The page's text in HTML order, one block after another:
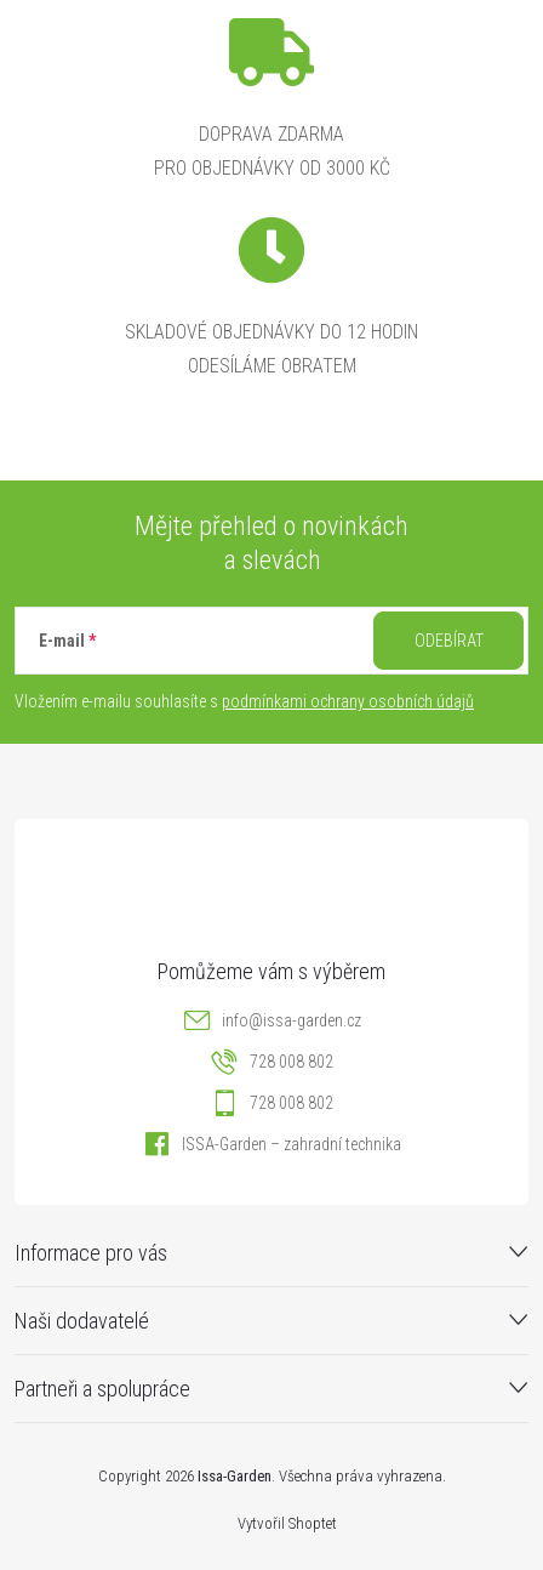
DOPRAVA ZDARMA
PRO OBJEDNÁVKY OD 3000 KČ
SKLADOVÉ OBJEDNÁVKY DO 12 HODIN
ODESÍLÁME OBRATEM
p
Mějte přehled o novinkách
a slevách
E-mail
Vložením e-mailu souhlasíte s podmínkami ochrany osobních údajů
ODEBÍRAT
Informace pro vás
info@issa-garden.cz
728 008 802
728 008 802
ISSA-Garden – zahradní technika
Naši dodavatelé
Partneři a spolupráce
Vytvořil Shoptet
Copyright 2026 Issa-Garden . Všechna práva vyhrazena.